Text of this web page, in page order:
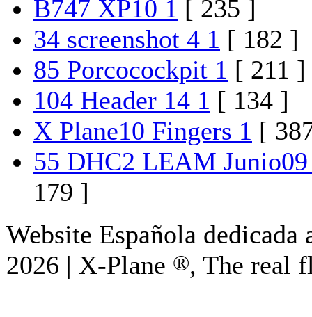
B747 XP10 1 [ 235 ]
34 screenshot 4 1 [ 182 ]
85 Porcocockpit 1 [ 211 ]
104 Header 14 1 [ 134 ]
X Plane10 Fingers 1 [
55 DHC2 LEAM
179 ]
Website Española
2026 | X-Plane ®, The real